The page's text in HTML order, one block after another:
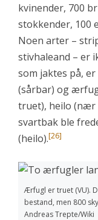
kvinender, 700
stokkender, 100
Noen arter –
stivhaleand – er
som jaktes på,
(sårbar) og
truet), heilo (nær
svartbak ble
(heilo).[26]
Ærfugl er truet (VU).
bestand, men 800
Andreas Trepte/Wiki